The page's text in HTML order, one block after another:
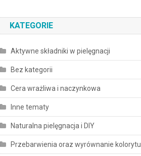
KATEGORIE
Aktywne składniki w pielęgnacji
Bez kategorii
Cera wrażliwa i naczynkowa
Inne tematy
Naturalna pielęgnacja i DIY
Przebarwienia oraz wyrównanie kolorytu